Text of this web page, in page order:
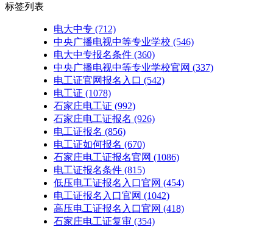
标签列表
电大中专 (712)
中央广播电视中等专业学校 (546)
电大中专报名条件 (360)
中央广播电视中等专业学校官网 (337)
电工证官网报名入口 (542)
电工证 (1078)
石家庄电工证 (992)
石家庄电工证报名 (926)
电工证报名 (856)
电工证如何报名 (670)
石家庄电工证报名官网 (1086)
电工证报名条件 (815)
低压电工证报名入口官网 (454)
电工证报名入口官网 (1042)
高压电工证报名入口官网 (418)
石家庄电工证复审 (354)